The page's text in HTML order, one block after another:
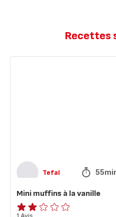
Recettes
Tefal
Mini muffins à la vanille